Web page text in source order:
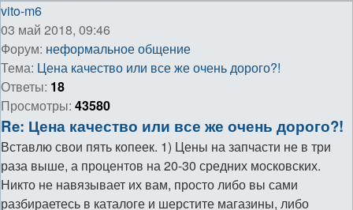
vito-m6
03 май 2018, 09:46
Форум: неформальное общение
Тема: Цена качество или все же очень дорого?!
Ответы: 18
Просмотры: 43580
Re: Цена качество или все же очень дорого?!
Вставлю свои пять копеек. 1) Цены на запчасти не в три
раза выше, а процентов на 20-30 средних московских.
Никто не навязывает их вам, просто либо вы сами
разбираетесь в каталоге и шерстите магазины, либо